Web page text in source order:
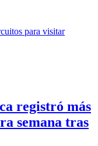
registró más
semana tras